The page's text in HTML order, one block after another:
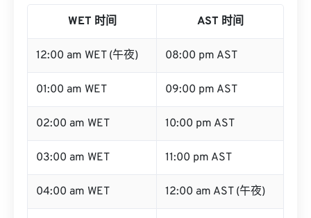
WET 时间 AST 时间
12:00 am WET (午夜) 08:00 pm AST
01:00 am WET 09:00 pm AST
02:00 am WET 10:00 pm AST
03:00 am WET 11:00 pm AST
04:00 am WET 12:00 am AST (午夜)